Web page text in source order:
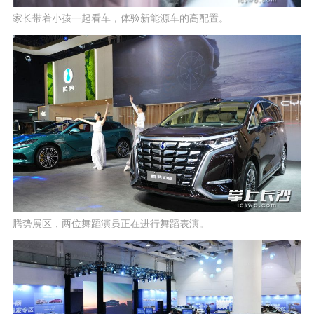
家长带着小孩一起看车，体验新能源车的高配置。
腾势展区，两位舞蹈演员正在进行舞蹈表演。